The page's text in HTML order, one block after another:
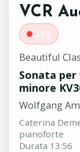
VCR
LIVE
Beautiful
Sonata
minore
Wolfgang
Caterina
pianoforte
Durata 13:56